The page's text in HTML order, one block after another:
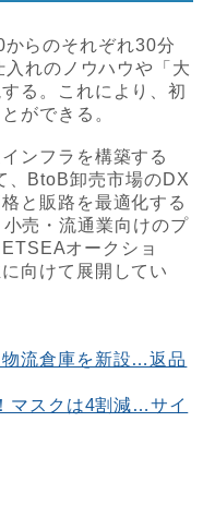
らのそれぞれ30分
れのノウハウや「大
る。これにより、初
ができる。
ンフラを構築する
、BtoB卸売市場のDX
と販路を最適化する
売・流通業向けのプ
オークショ
向けて展開してい
流倉庫を新設…返品
マスクは4割減…サイ